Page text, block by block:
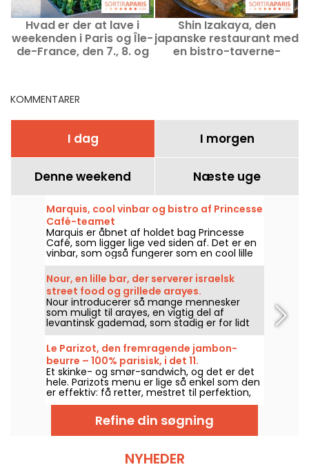
Hvad er der at lave i
weekenden i Paris og Île-
de-France, den 7., 8. og
Shin Izakaya, den
japanske restaurant med
en bistro-taverne-
KOMMENTARER
I dag I morgen
Denne weekend Næste uge
Marquis, cool vinbar og bistro af Princesse
Café-teamet
Marquis er åbnet af holdet bag Princesse
Café, som ligger lige ved siden af. Det er en
vinbar, som også fungerer som en cool lille
bistro, hvor man kan drikke og spise af
hjertens lyst.
Nour, en lille bar, der serverer israelsk
street food og grillede arayes.
Nour introducerer så mange mennesker
som muligt til arayes, en vigtig del af
levantinsk gademad, som stadig er for lidt
kendt i Paris.
Le Parizot, den fremragende jambon-
beurre – 100% parisisk, i det 11.
arrondissement.
Et skinke- og smør-sandwich, og det er det
hele. Parizots menu er lige så enkel som den
er effektiv: få retter, mestret til perfektion,
for at byde elskere af gode produkter
velkommen til en af hovedstadens bedste
skinke- og smør-sandwicher.
Refine din søgning
NYHEDER